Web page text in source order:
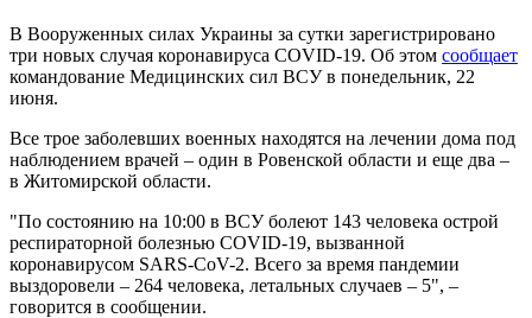
В Вооруженных силах Украины за сутки зарегистрировано
три новых случая коронавируса COVID-19. Об этом сообщает
командование Медицинских сил ВСУ в понедельник, 22
июня.
Все трое заболевших военных находятся на лечении дома под
наблюдением врачей – один в Ровенской области и еще два –
в Житомирской области.
"По состоянию на 10:00 в ВСУ болеют 143 человека острой
респираторной болезнью COVID-19, вызванной
коронавирусом SARS-CoV-2. Всего за время пандемии
выздоровели – 264 человека, летальных случаев – 5", –
говорится в сообщении.